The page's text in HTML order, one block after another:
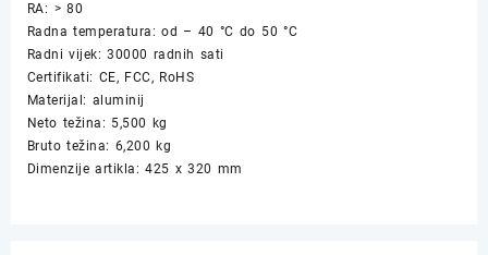
RA: > 80
Radna temperatura: od – 40 °C do 50 °C
Radni vijek: 30000 radnih sati
Certifikati: CE, FCC, RoHS
Materijal: aluminij
Neto težina: 5,500 kg
Bruto težina: 6,200 kg
Dimenzije artikla: 425 x 320 mm